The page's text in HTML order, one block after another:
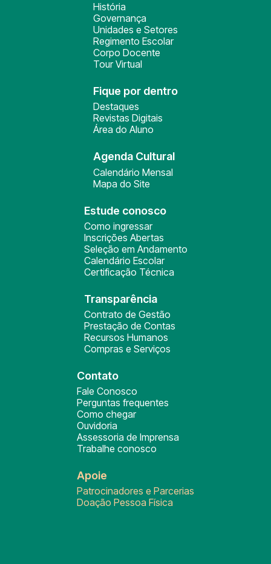
História
Governança
Unidades e Setores
Regimento Escolar
Corpo Docente
Tour Virtual
Fique por dentro
Destaques
Revistas Digitais
Área do Aluno
Agenda Cultural
Calendário Mensal
Mapa do Site
Estude conosco
Como ingressar
Inscrições Abertas
Seleção em Andamento
Calendário Escolar
Certificação Técnica
Transparência
Contrato de Gestão
Prestação de Contas
Recursos Humanos
Compras e Serviços
Contato
Fale Conosco
Perguntas frequentes
Como chegar
Ouvidoria
Assessoria de Imprensa
Trabalhe conosco
Apoie
Patrocinadores e Parcerias
Doação Pessoa Física